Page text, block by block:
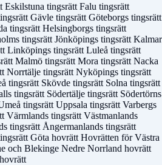
Eskilstuna tingsrätt Falu tingsrätt
Gävle tingsrätt Göteborgs tingsrätt
tingsrätt Helsingborgs tingsrätt
tingsrätt Jönköpings tingsrätt Kalmar
Linköpings tingsrätt Luleå tingsrätt
Malmö tingsrätt Mora tingsrätt Nacka
Norrtälje tingsrätt Nyköpings tingsrätt
tingsrätt Skövde tingsrätt Solna tingsrätt
tingsrätt Södertälje tingsrätt Södertörns
tingsrätt Uppsala tingsrätt Varbergs
Värmlands tingsrätt Västmanlands
tingsrätt Ångermanlands tingsrätt
Göta hovrätt Hovrätten för Västra
och Blekinge Nedre Norrland hovrätt